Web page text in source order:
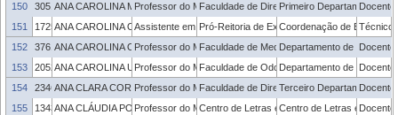
150
3051722ANA CAROLINA MACHADO RATKIEWICZ
Professor do Magistério Superior
Faculdade de DireitoPrimeiro Departamento
Docente
151
1725900ANA CAROLINA OLIVEIRA NOGUEIRA
Assistente em AdministraçãoPró-Reitoria de Extensão e Cultura
Coordenação de Extensão
Técnico
152
3761237ANA CAROLINA OLIVEIRA RUIVOProfessor do Magistério Superior
Faculdade de MedicinaDepartamento de Medicina
Docente
153
2052676ANA CAROLINA UCHOA VASCONCELOS
Professor do Magistério Superior
Faculdade de OdontologiaDepartamento de
Docente
154
2346312ANA CLARA CORREA HENNINGProfessor do Magistério Superior
Faculdade de DireitoTerceiro Departamento
Docente
155
1343981ANA CLÁUDIA PORTOProfessor do Magistério Superior
Centro de Letras e Comunicação
Centro de Letras eDocente